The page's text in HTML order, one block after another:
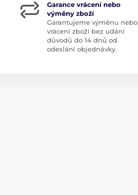
Garance vrácení nebo
výměny zboží
Garantujeme výměnu nebo
vrácení zboží bez udání
důvodů do 14 dnů od
odeslání objednávky.